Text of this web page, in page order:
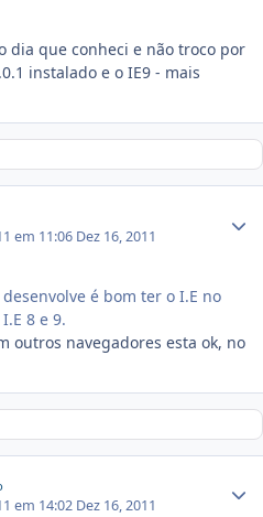
dia que conheci e não troco por
instalado e o IE9 - mais
em 11:06 Dez 16, 2011
é bom ter o I.E no
8 e 9.
outros navegadores esta ok, no
em 14:02 Dez 16, 2011